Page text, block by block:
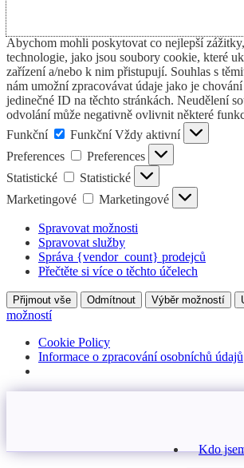
Abychom mohli poskytovat co nejlepší
technologie, jako jsou soubory cookie, které
zařízení a/nebo k nim přistupují. Souhlas s
nám umožní zpracovávat údaje jako je
jedinečné ID na těchto stránkách. Neudělení
odvolání může negativně ovlivnit některé
Funkční
Funkční Vždy aktivní
Preferences
Preferences
Statistické
Statistické
Marketingové
Marketingové
Spravovat možnosti
Spravovat služby
Správa {vendor_count} prodejců
Přečtěte si více o těchto účelech
Přijmout vše Odmítnout Výběr možností
možností
Cookie Policy
Informace o zpracování osobníchů údajů
Kdo